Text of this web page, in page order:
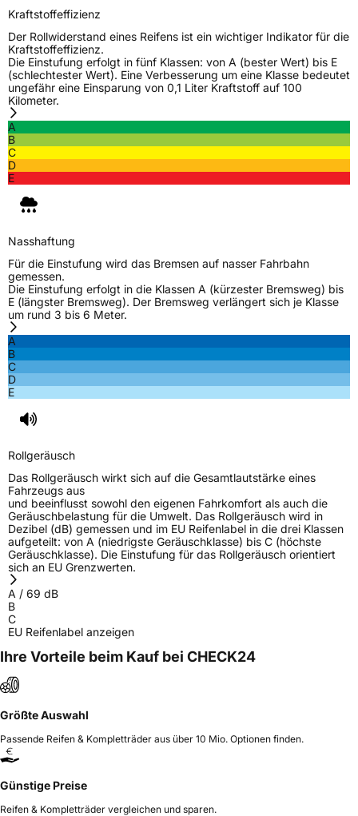
Rollgeräusch (dB) 69
FahrzeugklasseC2
3PMSF / Schneeflockensymbol / Alpine-Symbol
EPREL ID1873707
Allgemeine Produktsicherheit (GPSR)
Herstellerkontakt
Kraftstoffeffizienz
Der Rollwiderstand eines Reifens ist ein wichtiger Indikator für die
Kraftstoffeffizienz.
Die Einstufung erfolgt in fünf Klassen: von A (bester Wert) bis E
(schlechtester Wert). Eine Verbesserung um eine Klasse bedeutet
ungefähr eine Einsparung von 0,1 Liter Kraftstoff auf 100
Kilometer.
A
B
C
D
E
Nasshaftung
Für die Einstufung wird das Bremsen auf nasser Fahrbahn
gemessen.
Die Einstufung erfolgt in die Klassen A (kürzester Bremsweg) bis
E (längster Bremsweg). Der Bremsweg verlängert sich je Klasse
um rund 3 bis 6 Meter.
A
B
C
D
E
Rollgeräusch
Das Rollgeräusch wirkt sich auf die Gesamtlautstärke eines
Fahrzeugs aus
und beeinflusst sowohl den eigenen Fahrkomfort als auch die
Geräuschbelastung für die Umwelt. Das Rollgeräusch wird in
Dezibel (dB) gemessen und im EU Reifenlabel in die drei Klassen
aufgeteilt: von A (niedrigste Geräuschklasse) bis C (höchste
Geräuschklasse). Die Einstufung für das Rollgeräusch orientiert
sich an EU Grenzwerten.
A / 69 dB
B
C
EU Reifenlabel anzeigen
Ihre Vorteile beim Kauf bei CHECK24
Größte Auswahl
Passende Reifen & Kompletträder aus über 10 Mio. Optionen finden.
Günstige Preise
Reifen & Kompletträder vergleichen und sparen.